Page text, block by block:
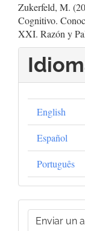
Zukerfeld, M.
Cognitivo.
XXI. Razón y
English
Español
Português
Enviar
Enviar un